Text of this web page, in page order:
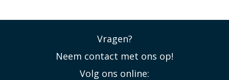
Vragen?
Neem contact met ons op!
Volg ons online: